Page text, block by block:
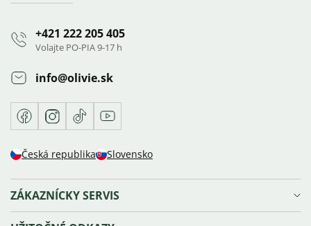
+421 222 205 405
Volajte PO-PIA 9-17 h
info@olivie.sk
FacebookInstagram
TikTokYoutube
Česká republika Slovensko
ZÁKAZNÍCKY SERVIS
Doprava a platba